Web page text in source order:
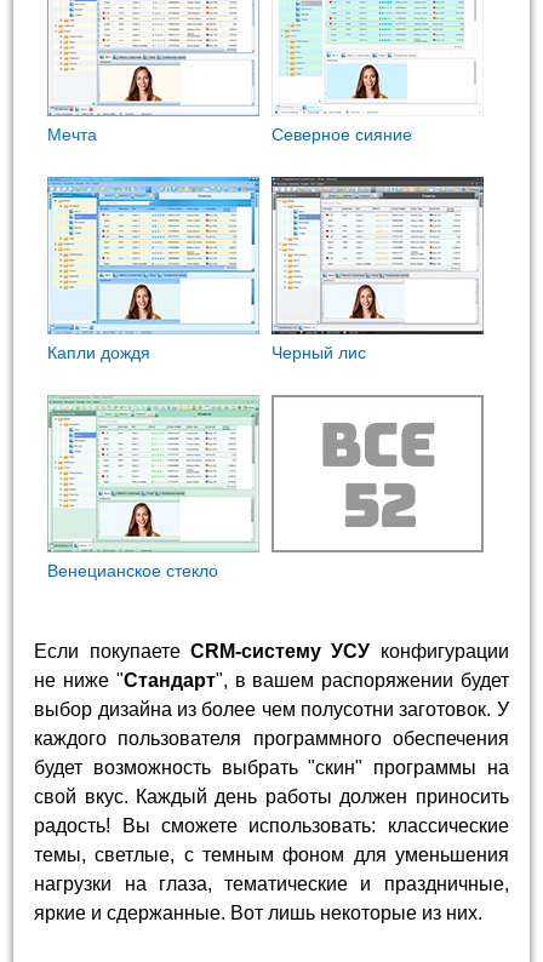
Мечта Северное сияние
Капли дождя Черный лис
Венецианское стекло
Если покупаете CRM-систему УСУ конфигурации
не ниже "Стандарт", в вашем распоряжении будет
выбор дизайна из более чем полусотни заготовок. У
каждого пользователя программного обеспечения
будет возможность выбрать "скин" программы на
свой вкус. Каждый день работы должен приносить
радость! Вы сможете использовать: классические
темы, светлые, с темным фоном для уменьшения
нагрузки на глаза, тематические и праздничные,
яркие и сдержанные. Вот лишь некоторые из них.